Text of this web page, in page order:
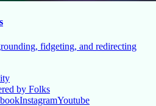
fidgeting, and redirecting
by Folks
InstagramYoutube